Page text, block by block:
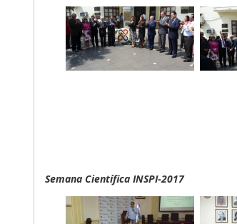
Semana Científica INSPI-2017